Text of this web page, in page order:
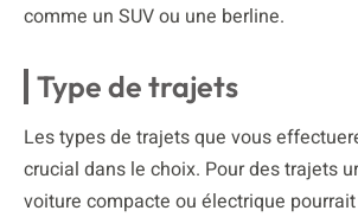
comme un SUV ou une berline.
Type de trajets
Les types de trajets que vous
crucial dans le choix. Pour des trajets
voiture compacte ou électrique